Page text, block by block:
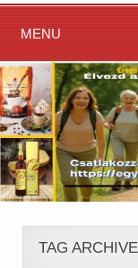
MENU
TAG